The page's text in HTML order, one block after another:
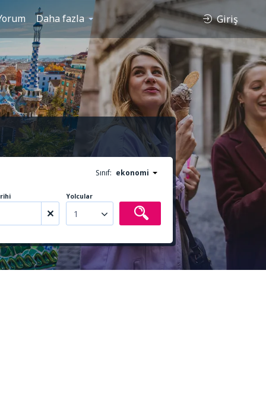
Daha fazla Giriş
Sınıf: ekonomi
Yolcular
1